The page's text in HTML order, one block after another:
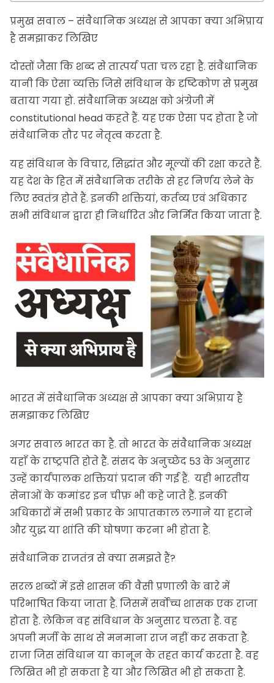
प्रमुख सवाल – संवैधानिक अध्यक्ष से आपका क्या अभिप्राय
है समझाकर लिखिए
दोस्तों जैसा कि शब्द से तात्पर्य पता चल रहा है. संवैधानिक
यानी कि ऐसा व्यक्ति जिसे संविधान के दृष्टिकोण से प्रमुख
बताया गया हो. संवैधानिक अध्यक्ष को अंग्रेजी में
constitutional head कहते हैं. यह एक ऐसा पद होता है जो
संवैधानिक तौर पर नेतृत्व करता है.
यह संविधान के विचार, सिद्धांत और मूल्यों की रक्षा करते हैं.
यह देश के हित में संवैधानिक तरीके से हर निर्णय लेने के
लिए स्वतंत्र होते हैं. इनकी शक्तियां, कर्तव्य एवं अधिकार
सभी संविधान द्वारा ही निर्धारित और निर्मित किया जाता है.
भारत में संवैधानिक अध्यक्ष से आपका क्या अभिप्राय है
समझाकर लिखिए
अगर सवाल भारत का है. तो भारत के संवैधानिक अध्यक्ष
यहाँ के राष्ट्रपति होते हैं. संसद के अनुच्छेद 53 के अनुसार
उन्हें कार्यपालक शक्तियां प्रदान की गई हैं. यही भारतीय
सेनाओं के कमांडर इन चीफ़ भी कहे जाते हैं. इनकी
अधिकारों में सभी प्रकार के आपातकाल लगाने या हटाने
और युद्ध या शांति की घोषणा करना भी होता है.
संवैधानिक राजतंत्र से क्या समझते हैं?
सरल शब्दों में इसे शासन की वैसी प्रणाली के बारे में
परिभाषित किया जाता है. जिसमें सर्वोच्च शासक एक राजा
होता है. लेकिन वह संविधान के अनुसार चलता है. वह
अपनी मर्जी के साथ से मनमाना राज नहीं कर सकता है.
राजा जिस संविधान या कानून के तहत कार्य करता है. वह
लिखित भी हो सकता है या और लिखित भी हो सकता है.